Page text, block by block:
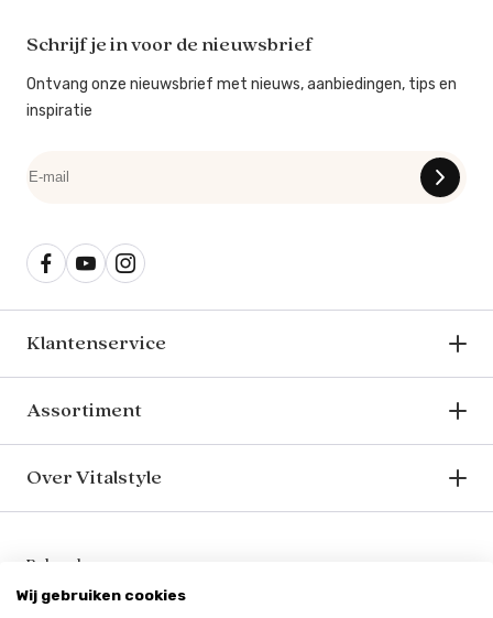
Schrijf je in voor de nieuwsbrief
Ontvang onze nieuwsbrief met nieuws, aanbiedingen, tips en
inspiratie
Klantenservice
Assortiment
Over Vitalstyle
Bekend van o.a.
Wij gebruiken cookies